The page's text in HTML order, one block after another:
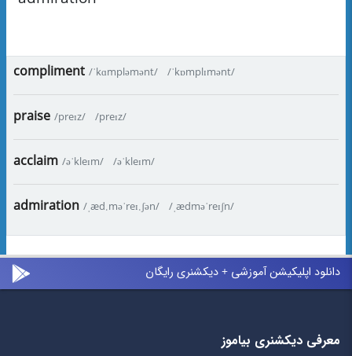
compliment /ˈkɑmpləmənt/ /ˈkɒmplɪmənt/
praise /preɪz/ /preɪz/
acclaim /əˈkleɪm/ /əˈkleɪm/
admiration /ˌæd.məˈreɪ.ʃən/ /ˌædməˈreɪʃn/
دانلود اپلیکیشن آموزشی + دیکشنری رایگان
معرفی دیکشنری بیاموز